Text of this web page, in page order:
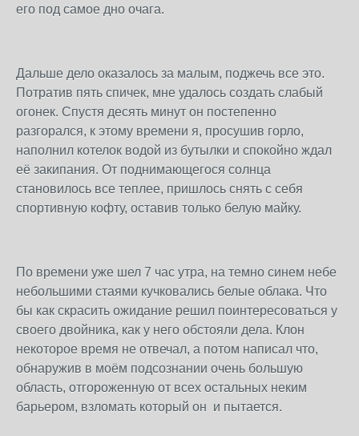
его под самое дно очага.
Дальше дело оказалось за малым, поджечь все это.
Потратив пять спичек, мне удалось создать слабый
огонек. Спустя десять минут он постепенно
разгорался, к этому времени я, просушив горло,
наполнил котелок водой из бутылки и спокойно ждал
её закипания. От поднимающегося солнца
становилось все теплее, пришлось снять с себя
спортивную кофту, оставив только белую майку.
По времени уже шел 7 час утра, на темно синем небе
небольшими стаями кучковались белые облака. Что
бы как скрасить ожидание решил поинтересоваться у
своего двойника, как у него обстояли дела. Клон
некоторое время не отвечал, а потом написал что,
обнаружив в моём подсознании очень большую
область, отгороженную от всех остальных неким
барьером, взломать который он и пытается.